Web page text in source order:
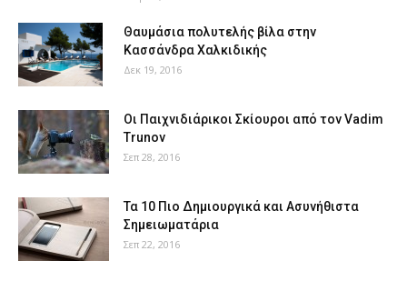
Θαυμάσια πολυτελής βίλα στην
Κασσάνδρα Χαλκιδικής
Δεκ 19, 2016
Οι Παιχνιδιάρικοι Σκίουροι από τον Vadim
Trunov
Σεπ 28, 2016
Τα 10 Πιο Δημιουργικά και Ασυνήθιστα
Σημειωματάρια
Σεπ 22, 2016